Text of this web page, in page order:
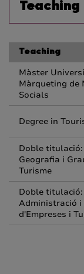
Teaching
Teaching
Màster
Màrqueting de
Socials
Degree in
Doble titulació:
Geografia i
Turisme
Doble titulació:
Administració i
d'Empreses i